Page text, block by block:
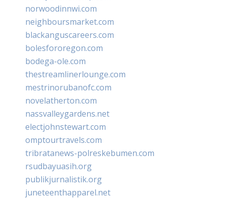
norwoodinnwi.com
neighboursmarket.com
blackanguscareers.com
bolesfororegon.com
bodega-ole.com
thestreamlinerlounge.com
mestrinorubanofc.com
novelatherton.com
nassvalleygardens.net
electjohnstewart.com
omptourtravels.com
tribratanews-polreskebumen.com
rsudbayuasih.org
publikjurnalistik.org
juneteenthapparel.net